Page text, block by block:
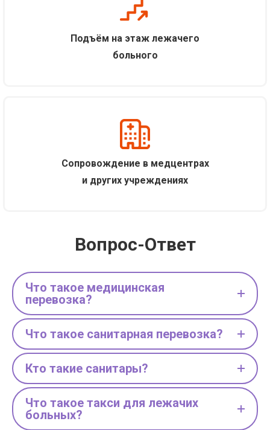
Подъём на этаж лежачего
больного
Сопровождение в медцентрах
и других учреждениях
Вопрос-Ответ
Что такое медицинская
перевозка?
Что такое санитарная перевозка?
Кто такие санитары?
Что такое такси для лежачих
больных?